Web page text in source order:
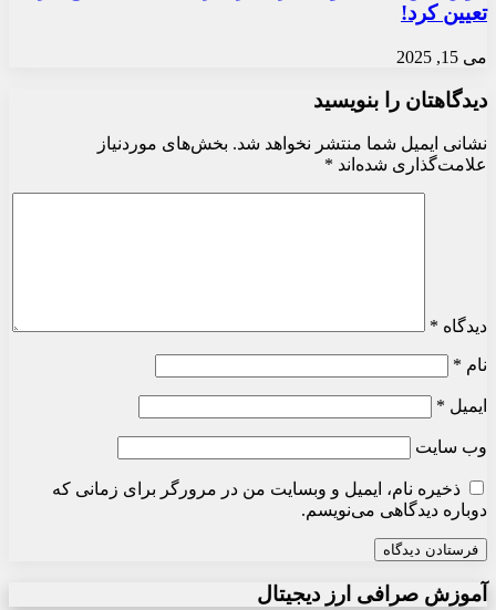
تعیین کرد!
می 15, 2025
دیدگاهتان را بنویسید
نشانی ایمیل شما منتشر نخواهد شد. بخش‌های موردنیاز
علامت‌گذاری شده‌اند *
دیدگاه *
نام *
ایمیل *
وب‌ سایت
ذخیره نام، ایمیل و وبسایت من در مرورگر برای زمانی که
دوباره دیدگاهی می‌نویسم.
آموزش صرافی ارز دیجیتال